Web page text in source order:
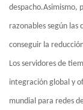
despacho.Asimismo,
razonables según las
conseguir la
Los servidores de
integración global y
mundial para redes